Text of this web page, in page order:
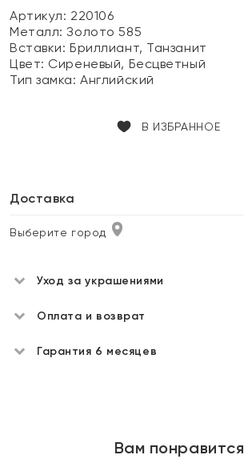
Артикул: 220106
Металл:Золото 585
Вставки:Бриллиант, Танзанит
Цвет: Сиреневый, Бесцветный
Тип замка:Английский
В ИЗБРАННОЕ
Доставка
Выберите город
Уход за украшениями
Оплата и возврат
Гарантия 6 месяцев
Вам понравится